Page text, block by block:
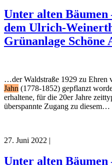
Unter alten
dem Ulrich-
Grünanlage Schöne
…der Waldstraße 1929 zu Ehren
Jahn (1778-1852) gepflanzt
erhaltene, für die 20er Jahre
überspannte Zugang zu diesem…
27. Juni 2022 |
Unter alten